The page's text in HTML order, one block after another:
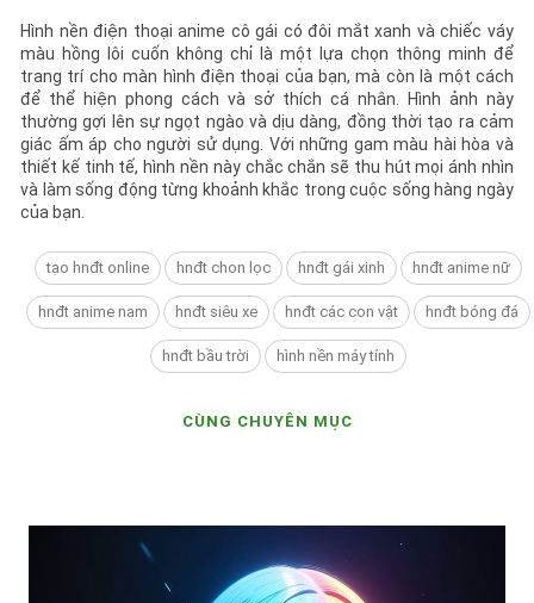
Hình nền điện thoại anime cô gái có đôi mắt xanh và chiếc váy
màu hồng lôi cuốn không chỉ là một lựa chọn thông minh để
trang trí cho màn hình điện thoại của bạn, mà còn là một cách
để thể hiện phong cách và sở thích cá nhân. Hình ảnh này
thường gợi lên sự ngọt ngào và dịu dàng, đồng thời tạo ra cảm
giác ấm áp cho người sử dụng. Với những gam màu hài hòa và
thiết kế tinh tế, hình nền này chắc chắn sẽ thu hút mọi ánh nhìn
và làm sống động từng khoảnh khắc trong cuộc sống hàng ngày
của bạn.
tạo hnđt online hnđt chon lọc hnđt gái xinh hnđt anime nữ
hnđt anime nam hnđt siêu xe hnđt các con vật hnđt bóng đá
hnđt bầu trời hình nền máy tính
CÙNG CHUYÊN MỤC